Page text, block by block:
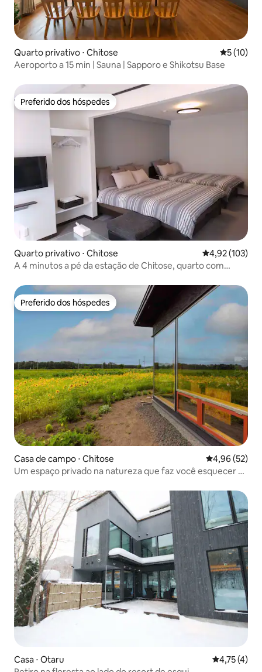
Quarto privativo ⋅ Chitose 5 de uma
5 (10)
Aeroporto a 15 min | Sauna | Sapporo e Shikotsu Base
Preferido dos hóspedes
Preferido dos hóspedes
Quarto privativo ⋅ Chitose 4,92 de uma
4,92 (103)
A 4 minutos a pé da estação de Chitose, quarto com
roupa, com mais de 40 tatames
Preferido dos hóspedes
Preferido dos hóspedes
Casa de campo ⋅ Chitose 4,96 de uma
4,96 (52)
Um espaço privado na natureza que faz você esquecer a
Casa ⋅ Otaru 4,75 de
4,75 (4)